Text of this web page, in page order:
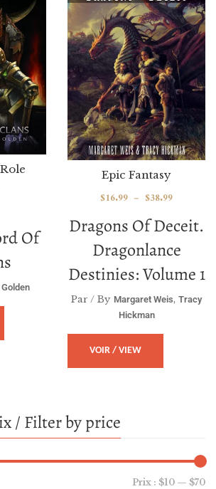
Of
Dragons Of Deceit.
Dragonlance
Destinies: Volume 1
Epic Fantasy
$16.99 – $38.99
Par / By Margaret Weis, Tracy
Hickman
VOIR / VIEW
/ Filter by price
Prix : $10 — $70